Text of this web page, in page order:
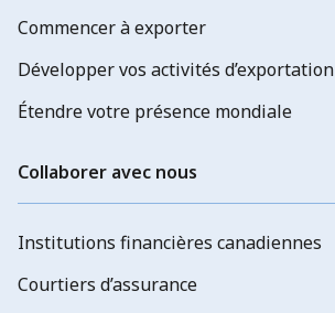
Commencer à exporter
Développer vos activités d’exportation
Étendre votre présence mondiale
Collaborer avec nous
Institutions financières canadiennes
Courtiers d’assurance